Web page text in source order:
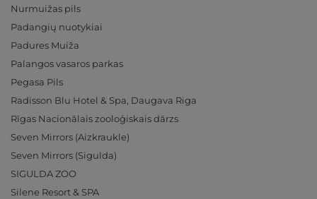
Nurmuižas pils
Padangių nuotykiai
Padures Muiža
Palangos vasaros parkas
Pegasa Pils
Radisson Blu Hotel & Spa, Daugava Riga
Rīgas Nacionālais zooloģiskais dārzs
Seven Mirrors (Aizkraukle)
Seven Mirrors (Sigulda)
SIGULDA ZOO
Silene Resort & SPA